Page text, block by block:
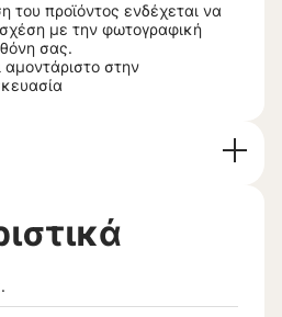
προϊόντος ενδέχεται να
με την φωτογραφική
σας.
αμοντάριστο στην